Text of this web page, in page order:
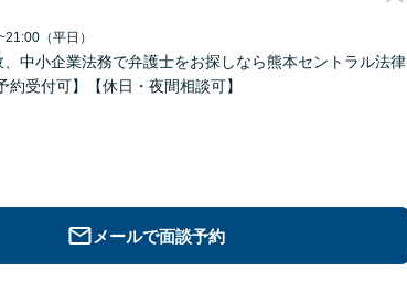
（平日）
中小企業法務で弁護士をお探しなら熊本セントラル法律
受付可】【休日・夜間相談可】
メールで面談予約